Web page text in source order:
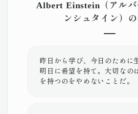
Albert Einstein（アルバ
ンシュタイン）
昨日から学び、今日のために
明日に希望を持て。大切なの
を持つのをやめないことだ。